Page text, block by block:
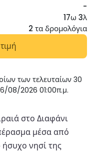
-
17ω 3λ
2 τα δρομολόγια
των τελευταίων 30
08/2026 01:00π.μ.
στο Διαφάνι
μέσα από
ήσυχο νησί της